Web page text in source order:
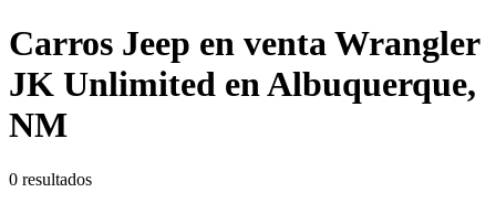
Carros Jeep en venta Wrangler
JK Unlimited en Albuquerque,
NM
0 resultados